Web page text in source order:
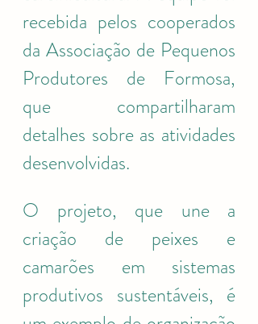
recebida pelos cooperados
da Associação de Pequenos
Produtores de Formosa,
que compartilharam
detalhes sobre as atividades
desenvolvidas.
O projeto, que une a
criação de peixes e
camarões em sistemas
produtivos sustentáveis, é